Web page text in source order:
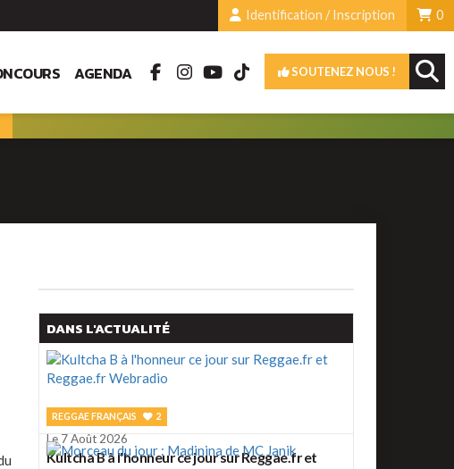
0
Identification / Inscription
AGENDA SOUTENEZ NOUS !
DANS L'ACTUALITÉ
REGGAE FRANÇAIS 2
Le 7 Août 2026
Kultcha B à l'honneur ce jour sur Reggae.fr et